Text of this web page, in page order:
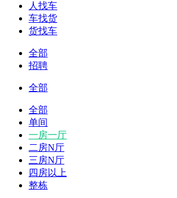
人找车
车找货
货找车
全部
招聘
全部
全部
单间
一房一厅
二房N厅
三房N厅
四房以上
整栋